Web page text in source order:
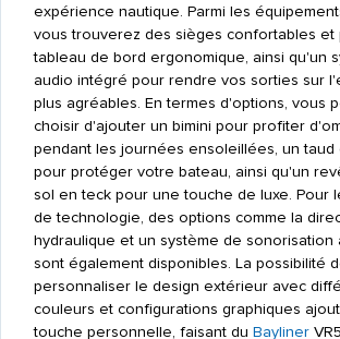
expérience nautique. Parmi les
vous trouverez des sièges confortables et
tableau de bord ergonomique, ainsi qu'un
audio intégré pour rendre vos sorties sur
plus agréables. En termes d'options, vous
choisir d'ajouter un bimini pour profiter
pendant les journées ensoleillées, un taud
pour protéger votre bateau, ainsi qu'un
sol en teck pour une touche de luxe. Pour
de technologie, des options comme la
hydraulique et un système de sonorisation
sont également disponibles. La possibilité
personnaliser le design extérieur avec
couleurs et configurations graphiques
touche personnelle, faisant du Bayliner